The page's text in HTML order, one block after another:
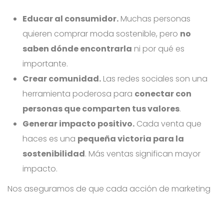
Educar al consumidor. Muchas personas
quieren comprar moda sostenible, pero no
saben dónde encontrarla ni por qué es
importante.
Crear comunidad. Las redes sociales son una
herramienta poderosa para conectar con
personas que comparten tus valores.
Generar impacto positivo. Cada venta que
haces es una pequeña victoria para la
sostenibilidad. Más ventas significan mayor
impacto.
Nos aseguramos de que cada acción de marketing